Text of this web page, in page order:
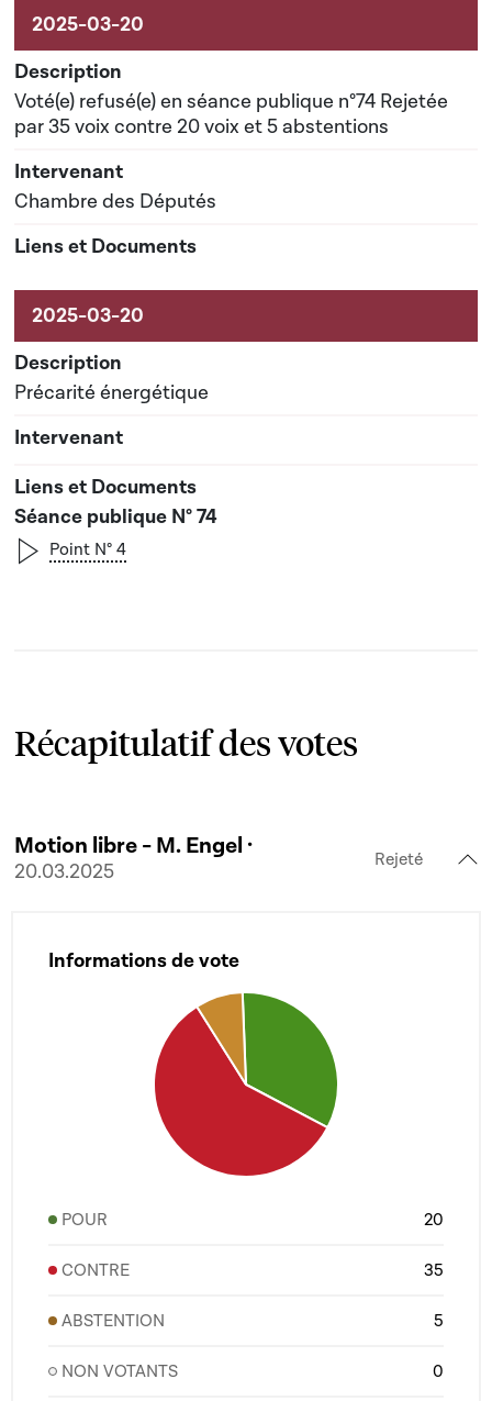
Voté(e) refusé(e) en séance publique n°74 Rejetée
par 35 voix contre 20 voix et 5 abstentions
Chambre des Députés
Précarité énergétique
Séance publique N° 74
Point N° 4
Récapitulatif des votes
Motion libre - M. Engel ·
20.03.2025
Rejeté
Informations de vote
POUR 20
CONTRE 35
ABSTENTION 5
NON VOTANTS 0